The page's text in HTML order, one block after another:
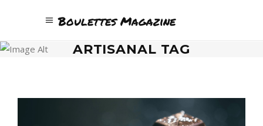
Boulettes Magazine
ARTISANAL TAG